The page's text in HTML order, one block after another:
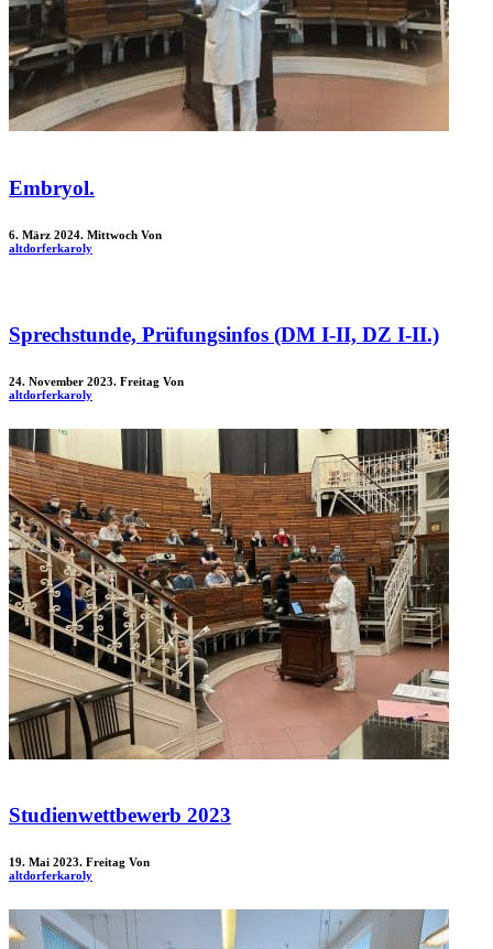
Embryol.
6. März 2024. Mittwoch Von
altdorferkaroly
Sprechstunde, Prüfungsinfos (DM I-II, DZ I-II.)
24. November 2023. Freitag Von
altdorferkaroly
Studienwettbewerb 2023
19. Mai 2023. Freitag Von
altdorferkaroly